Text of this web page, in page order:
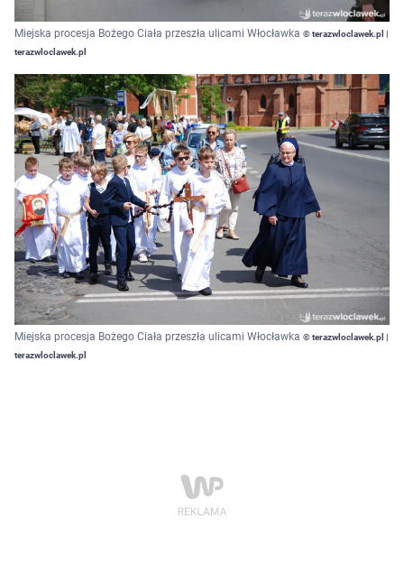
Miejska procesja Bożego Ciała przeszła ulicami Włocławka © terazwloclawek.pl |
terazwloclawek.pl
Miejska procesja Bożego Ciała przeszła ulicami Włocławka © terazwloclawek.pl |
terazwloclawek.pl